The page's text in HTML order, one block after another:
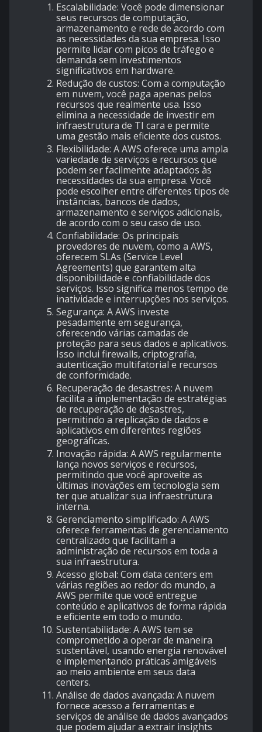
Escalabilidade: Você pode dimensionar
seus recursos de computação,
armazenamento e rede de acordo com
as necessidades da sua empresa. Isso
permite lidar com picos de tráfego e
demanda sem investimentos
significativos em hardware.
Redução de custos: Com a computação
em nuvem, você paga apenas pelos
recursos que realmente usa. Isso
elimina a necessidade de investir em
infraestrutura de TI cara e permite
uma gestão mais eficiente dos custos.
Flexibilidade: A AWS oferece uma ampla
variedade de serviços e recursos que
podem ser facilmente adaptados às
necessidades da sua empresa. Você
pode escolher entre diferentes tipos de
instâncias, bancos de dados,
armazenamento e serviços adicionais,
de acordo com o seu caso de uso.
Confiabilidade: Os principais
provedores de nuvem, como a AWS,
oferecem SLAs (Service Level
Agreements) que garantem alta
disponibilidade e confiabilidade dos
serviços. Isso significa menos tempo de
inatividade e interrupções nos serviços.
Segurança: A AWS investe
pesadamente em segurança,
oferecendo várias camadas de
proteção para seus dados e aplicativos.
Isso inclui firewalls, criptografia,
autenticação multifatorial e recursos
de conformidade.
Recuperação de desastres: A nuvem
facilita a implementação de estratégias
de recuperação de desastres,
permitindo a replicação de dados e
aplicativos em diferentes regiões
geográficas.
Inovação rápida: A AWS regularmente
lança novos serviços e recursos,
permitindo que você aproveite as
últimas inovações em tecnologia sem
ter que atualizar sua infraestrutura
interna.
Gerenciamento simplificado: A AWS
oferece ferramentas de gerenciamento
centralizado que facilitam a
administração de recursos em toda a
sua infraestrutura.
Acesso global: Com data centers em
várias regiões ao redor do mundo, a
AWS permite que você entregue
conteúdo e aplicativos de forma rápida
e eficiente em todo o mundo.
Sustentabilidade: A AWS tem se
comprometido a operar de maneira
sustentável, usando energia renovável
e implementando práticas amigáveis
ao meio ambiente em seus data
centers.
Análise de dados avançada: A nuvem
fornece acesso a ferramentas e
serviços de análise de dados avançados
que podem ajudar a extrair insights